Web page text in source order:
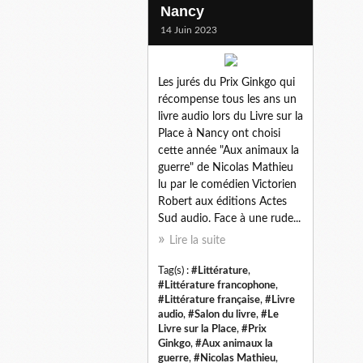
Nancy
14 Juin 2023
Les jurés du Prix Ginkgo qui
récompense tous les ans un
livre audio lors du Livre sur la
Place à Nancy ont choisi
cette année "Aux animaux la
guerre" de Nicolas Mathieu
lu par le comédien Victorien
Robert aux éditions Actes
Sud audio. Face à une rude...
Lire la suite
Tag(s) : #Littérature,
#Littérature francophone,
#Littérature française, #Livre
audio, #Salon du livre, #Le
Livre sur la Place, #Prix
Ginkgo, #Aux animaux la
guerre, #Nicolas Mathieu,